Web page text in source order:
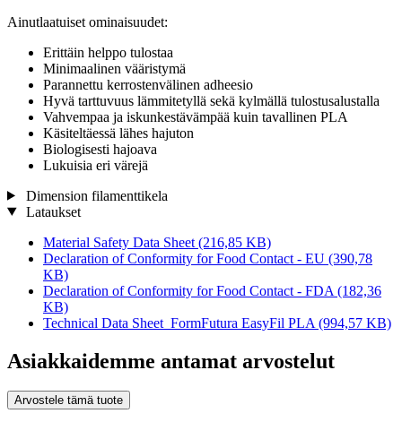
Ainutlaatuiset ominaisuudet:
Erittäin helppo tulostaa
Minimaalinen vääristymä
Parannettu kerrostenvälinen adheesio
Hyvä tarttuvuus lämmitetyllä sekä kylmällä tulostusalustalla
Vahvempaa ja iskunkestävämpää kuin tavallinen PLA
Käsiteltäessä lähes hajuton
Biologisesti hajoava
Lukuisia eri värejä
Dimension filamenttikela
Lataukset
Material Safety Data Sheet (216,85 KB)
Declaration of Conformity for Food Contact - EU (390,78
KB)
Declaration of Conformity for Food Contact - FDA (182,36
KB)
Technical Data Sheet_FormFutura EasyFil PLA (994,57 KB)
Asiakkaidemme antamat arvostelut
Arvostele tämä tuote